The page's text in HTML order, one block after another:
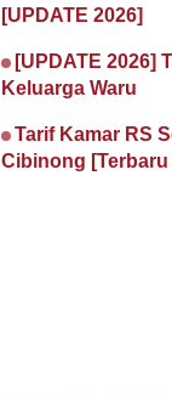
[UPDATE 2026]
[UPDATE 2026]
Keluarga Waru
Tarif Kamar RS
Cibinong [Terbaru